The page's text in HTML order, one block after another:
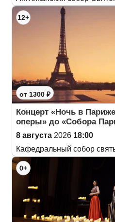
12+
от 1300 ₽
Концерт «Ночь в
оперы» до «Собора
8 августа 2026 18:00
Кафедральный собор
0+